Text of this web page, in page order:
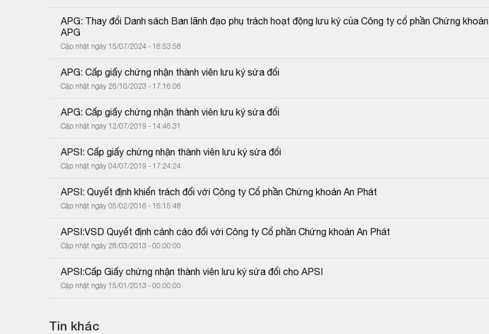
APG: Thay đổi Danh sách Ban lãnh đạo phụ trách hoạt động lưu ký của Công ty cổ phần Chứng khoán
APG
Cập nhật ngày 15/07/2024 - 16:53:58
APG: Cấp giấy chứng nhận thành viên lưu ký sửa đổi
Cập nhật ngày 26/10/2023 - 17:16:06
APG: Cấp giấy chứng nhận thành viên lưu ký sửa đổi
Cập nhật ngày 12/07/2019 - 14:46:31
APSI: Cấp giấy chứng nhận thành viên lưu ký sửa đổi
Cập nhật ngày 04/07/2019 - 17:24:24
APSI: Quyết định khiển trách đối với Công ty Cổ phần Chứng khoán An Phát
Cập nhật ngày 05/02/2016 - 16:15:48
APSI:VSD Quyết định cảnh cáo đối với Công ty Cổ phần Chứng khoán An Phát
Cập nhật ngày 28/03/2013 - 00:00:00
APSI:Cấp Giấy chứng nhận thành viên lưu ký sửa đổi cho APSI
Cập nhật ngày 15/01/2013 - 00:00:00
Tin khác